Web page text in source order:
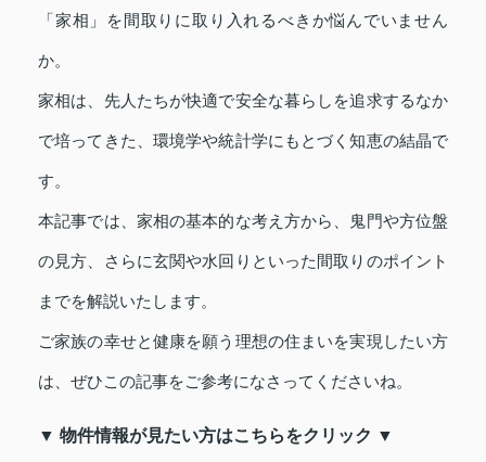
「家相」を間取りに取り入れるべきか悩んでいません
か。
家相は、先人たちが快適で安全な暮らしを追求するなか
で培ってきた、環境学や統計学にもとづく知恵の結晶で
す。
本記事では、家相の基本的な考え方から、鬼門や方位盤
の見方、さらに玄関や水回りといった間取りのポイント
までを解説いたします。
ご家族の幸せと健康を願う理想の住まいを実現したい方
は、ぜひこの記事をご参考になさってくださいね。
▼ 物件情報が見たい方はこちらをクリック ▼